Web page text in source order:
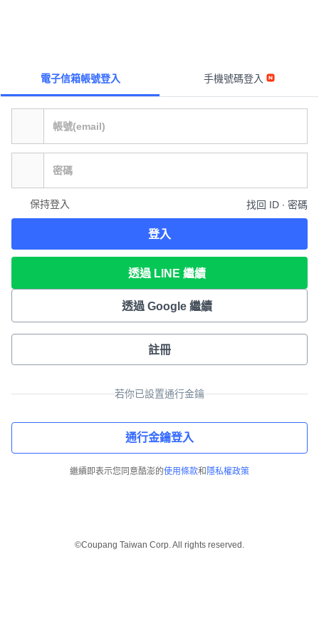
電子信箱帳號登入 手機號碼登入
保持登入 找回 ID ∙ 密碼
登入
透過 LINE 繼續
透過 Google 繼續
註冊
若你已設置通行金鑰
通行金鑰登入
繼續即表示您同意酷澎的使用條款和 隱私權政策
©Coupang Taiwan Corp. All rights reserved.